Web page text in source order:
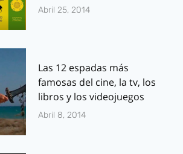
Abril 25, 2014
Las 12 espadas más
famosas del cine, la tv, los
libros y los videojuegos
Abril 8, 2014